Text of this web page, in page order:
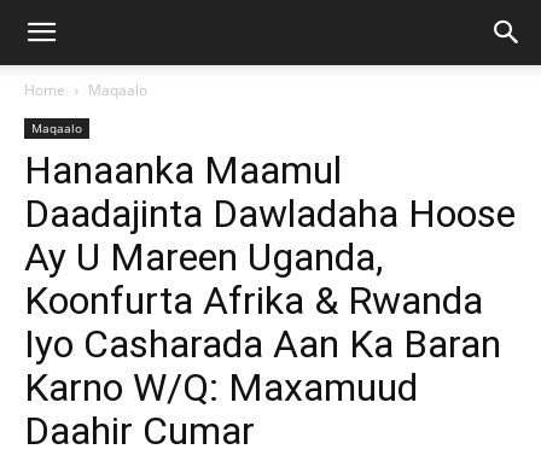
Home Maqaalo
Maqaalo
Hanaanka Maamul
Daadajinta Dawladaha Hoose
Ay U Mareen Uganda,
Koonfurta Afrika & Rwanda
Iyo Casharada Aan Ka Baran
Karno W/Q: Maxamuud
Daahir Cumar